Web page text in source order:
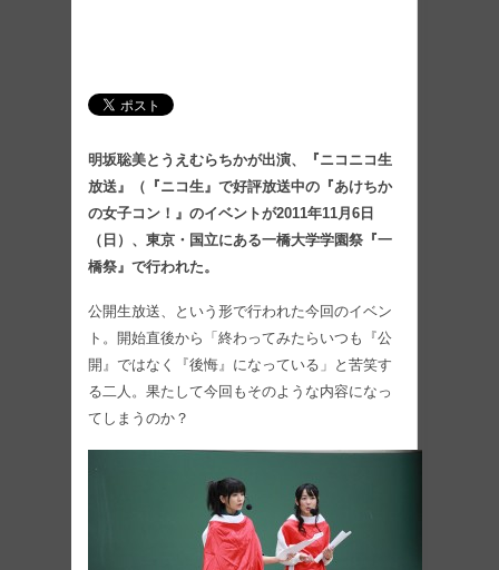
明坂聡美とうえむらちかが出演、『ニコニコ生
放送』（『ニコ生』で好評放送中の『あけちか
の女子コン！』のイベントが2011年11月6日
（日）、東京・国立にある一橋大学学園祭『一
橋祭』で行われた。
公開生放送、という形で行われた今回のイベン
ト。開始直後から「終わってみたらいつも『公
開』ではなく『後悔』になっている」と苦笑す
る二人。果たして今回もそのような内容になっ
てしまうのか？